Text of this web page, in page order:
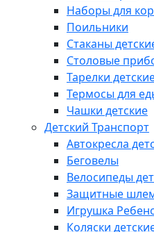
Наборы для
Поильники
Стаканы
Столовые
Тарелки
Термосы для
Чашки детские
Детский Транспорт
Автокресла
Беговелы
Велосипеды
Защитные
Игрушка
Коляски